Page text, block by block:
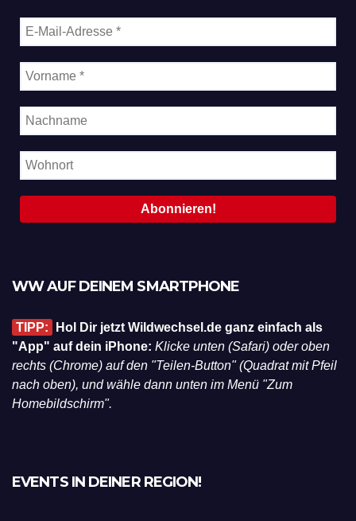
WW AUF DEINEM SMARTPHONE
TIPP:
Hol Dir jetzt Wildwechsel.de ganz einfach als
"App" auf dein iPhone: Klicke unten (Safari) oder oben
rechts (Chrome) auf den "Teilen-Button" (Quadrat mit Pfeil
nach oben), und wähle dann unten im Menü "Zum
Homebildschirm".
EVENTS IN DEINER REGION!